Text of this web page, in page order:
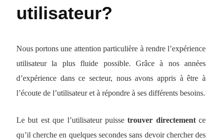
utilisateur?
Nous portons une attention particulière à rendre l’expérience
utilisateur la plus fluide possible. Grâce à nos années
d’expérience dans ce secteur, nous avons appris à être à
l’écoute de l’utilisateur et à répondre à ses différents besoins.
Le but est que l’utilisateur puissetrouver directementce
qu’il cherche en quelques secondes sans devoir chercher des